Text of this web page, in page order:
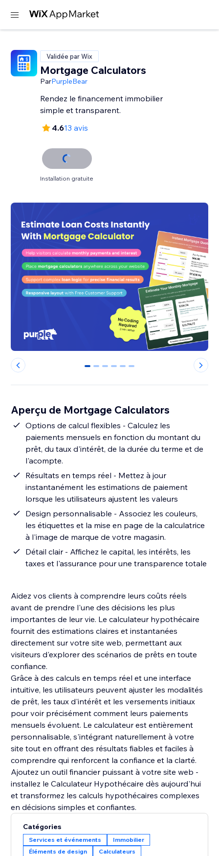
Validée par Wix
Mortgage Calculators
ParPurpleBear
Rendez le financement immobilier
simple et transparent.
4.613 avis
Installation gratuite
0 1 2 3 4 5
Aperçu de Mortgage Calculators
Options de calcul flexibles - Calculez les
paiements mensuels en fonction du montant du
prêt, du taux d'intérêt, de la durée du terme et de
l'acompte.
Résultats en temps réel - Mettez à jour
instantanément les estimations de paiement
lorsque les utilisateurs ajustent les valeurs
Design personnalisable - Associez les couleurs,
les étiquettes et la mise en page de la calculatrice
à l'image de marque de votre magasin.
Détail clair - Affichez le capital, les intérêts, les
taxes et l'assurance pour une transparence totale
Aidez vos clients à comprendre leurs coûts réels
avant de prendre l'une des décisions les plus
importantes de leur vie. Le calculateur hypothécaire
fournit des estimations claires et instantanées
directement sur votre site web, permettant aux
visiteurs d'explorer des scénarios de prêts en toute
confiance.
Grâce à des calculs en temps réel et une interface
intuitive, les utilisateurs peuvent ajuster les modalités
de prêt, les taux d'intérêt et les versements initiaux
pour voir précisément comment leurs paiements
mensuels évoluent. Le calculateur est entièrement
personnalisable, s'intégrant naturellement à votre
site tout en offrant des résultats fiables et faciles à
comprendre qui renforcent la confiance et la clarté.
Ajoutez un outil financier puissant à votre site web -
installez le Calculateur Hypothécaire dès aujourd'hui
et transformez les calculs hypothécaires complexes
en décisions simples et confiantes.
Catégories
Services et événements
Immobilier
Éléments de design
Calculateurs